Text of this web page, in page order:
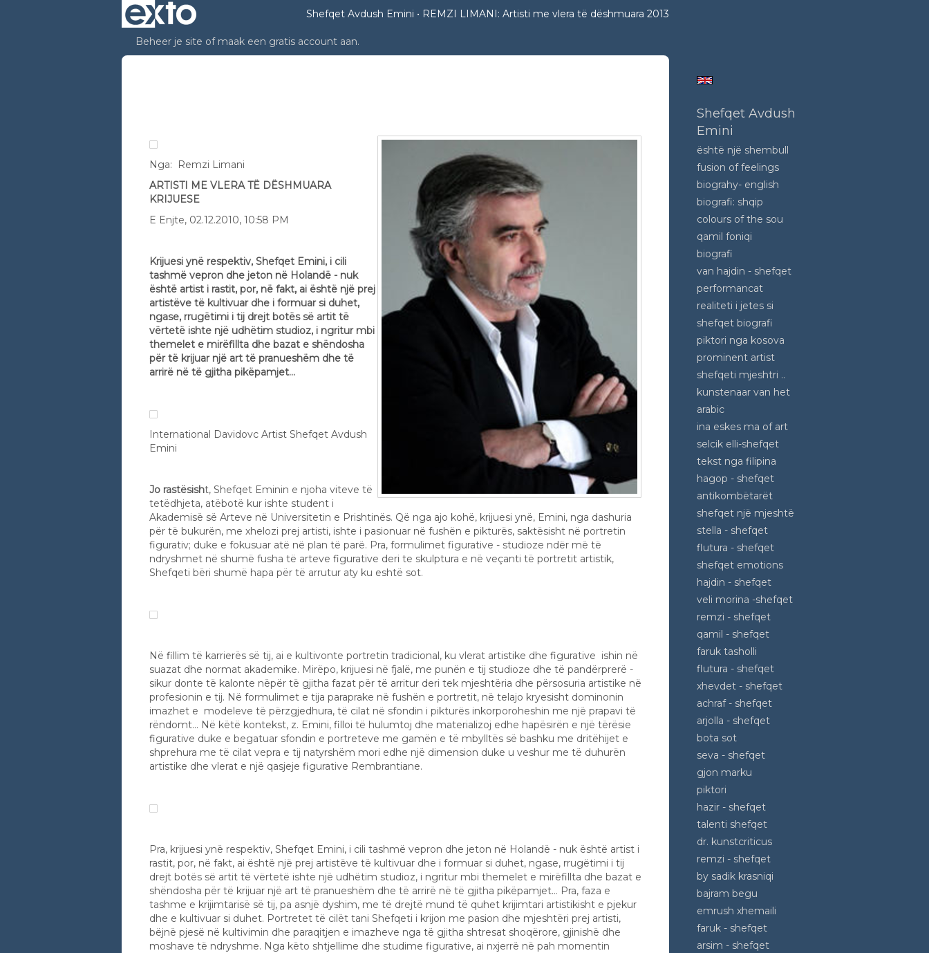
Shefqet Avdush Emini REMZI LIMANI: Artisti me vlera të dëshmuara 2013
Beheer je site of maak een gratis account aan.
Nga: Remzi Limani
ARTISTI ME VLERA TË DËSHMUARA
KRIJUESE
E Enjte, 02.12.2010, 10:58 PM
Krijuesi ynë respektiv, Shefqet Emini, i cili
tashmë vepron dhe jeton në Holandë - nuk
është artist i rastit, por, në fakt, ai është një prej
artistëve të kultivuar dhe i formuar si duhet,
ngase, rrugëtimi i tij drejt botës së artit të
vërtetë ishte një udhëtim studioz, i ngritur mbi
themelet e mirëfillta dhe bazat e shëndosha
për të krijuar një art të pranueshëm dhe të
arrirë në të gjitha pikëpamjet…
International Davidovc Artist Shefqet Avdush
Emini
Jo rastësisht, Shefqet Eminin e njoha viteve të
tetëdhjeta, atëbotë kur ishte student i
Akademisë së Arteve në Universitetin e Prishtinës. Që nga ajo kohë, krijuesi ynë, Emini, nga dashuria
për të bukurën, me xhelozi prej artisti, ishte i pasionuar në fushën e pikturës, saktësisht në portretin
figurativ; duke e fokusuar atë në plan të parë. Pra, formulimet figurative - studioze ndër më të
ndryshmet në shumë fusha të arteve figurative deri te skulptura e në veçanti të portretit artistik,
Shefqeti bëri shumë hapa për të arrutur aty ku eshtë sot.
Në fillim të karrierës së tij, ai e kultivonte portretin tradicional, ku vlerat artistike dhe figurative ishin në
suazat dhe normat akademike. Mirëpo, krijuesi në fjalë, me punën e tij studioze dhe të pandërprerë -
sikur donte të kalonte nëpër të gjitha fazat për të arritur deri tek mjeshtëria dhe përsosuria artistike në
profesionin e tij. Në formulimet e tija paraprake në fushën e portretit, në telajo kryesisht dominonin
imazhet e modeleve të përzgjedhura, të cilat në sfondin i pikturës inkorporoheshin me një prapavi të
rëndomt… Në këtë kontekst, z. Emini, filloi të hulumtoj dhe materializoj edhe hapësirën e një tërësie
figurative duke e begatuar sfondin e portreteve me gamën e të mbylltës së bashku me dritëhijet e
shprehura me të cilat vepra e tij natyrshëm mori edhe një dimension duke u veshur me të duhurën
artistike dhe vlerat e një qasjeje figurative Rembrantiane.
Pra, krijuesi ynë respektiv, Shefqet Emini, i cili tashmë vepron dhe jeton në Holandë - nuk është artist i
rastit, por, në fakt, ai është një prej artistëve të kultivuar dhe i formuar si duhet, ngase, rrugëtimi i tij
drejt botës së artit të vërtetë ishte një udhëtim studioz, i ngritur mbi themelet e mirëfillta dhe bazat e
shëndosha për të krijuar një art të pranueshëm dhe të arrirë në të gjitha pikëpamjet… Pra, faza e
tashme e krijimtarisë së tij, pa asnjë dyshim, me të drejtë mund të quhet krijimtari artistikisht e pjekur
dhe e kultivuar si duhet. Portretet të cilët tani Shefqeti i krijon me pasion dhe mjeshtëri prej artisti,
bëjnë pjesë në kultivimin dhe paraqitjen e imazheve nga të gjitha shtresat shoqërore, gjinishë dhe
moshave të ndryshme. Nga këto shtjellime dhe studime figurative, ai nxjerrë në pah momentin
Shefqet Avdush
Emini
është një shembull
fusion of feelings
biograhy- english
biografi: shqip
colours of the sou
qamil foniqi
biografi
van hajdin - shefqet
performancat
realiteti i jetes si
shefqet biografi
piktori nga kosova
prominent artist
shefqeti mjeshtri ..
kunstenaar van het
arabic
ina eskes ma of art
selcik elli-shefqet
tekst nga filipina
hagop - shefqet
antikombëtarët
shefqet një mjeshtë
stella - shefqet
flutura - shefqet
shefqet emotions
hajdin - shefqet
veli morina -shefqet
remzi - shefqet
qamil - shefqet
faruk tasholli
flutura - shefqet
xhevdet - shefqet
achraf - shefqet
arjolla - shefqet
bota sot
seva - shefqet
gjon marku
piktori
hazir - shefqet
talenti shefqet
dr. kunstcriticus
remzi - shefqet
by sadik krasniqi
bajram begu
emrush xhemaili
faruk - shefqet
arsim - shefqet